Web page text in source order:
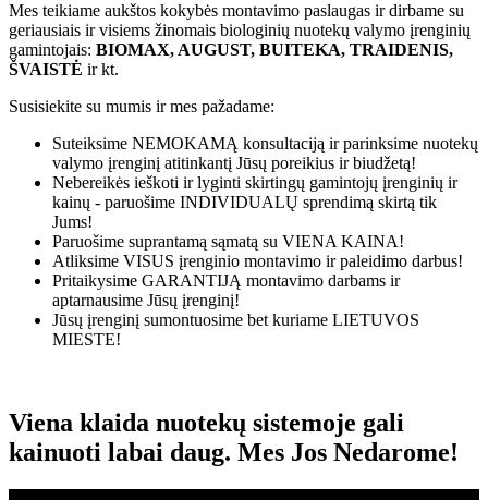
Mes teikiame aukštos kokybės montavimo paslaugas ir dirbame su
geriausiais ir visiems žinomais biologinių nuotekų valymo įrenginių
gamintojais: BIOMAX, AUGUST, BUITEKA, TRAIDENIS,
ŠVAISTĖ ir kt.
Susisiekite su mumis ir mes pažadame:
Suteiksime NEMOKAMĄ konsultaciją ir parinksime nuotekų
valymo įrenginį atitinkantį Jūsų poreikius ir biudžetą!
Nebereikės ieškoti ir lyginti skirtingų gamintojų įrenginių ir
kainų - paruošime INDIVIDUALŲ sprendimą skirtą tik
Jums!
Paruošime suprantamą sąmatą su VIENA KAINA!
Atliksime VISUS įrenginio montavimo ir paleidimo darbus!
Pritaikysime GARANTIJĄ montavimo darbams ir
aptarnausime Jūsų įrenginį!
Jūsų įrenginį sumontuosime bet kuriame LIETUVOS
MIESTE!
Viena klaida nuotekų sistemoje gali
kainuoti labai daug. Mes Jos Nedarome!